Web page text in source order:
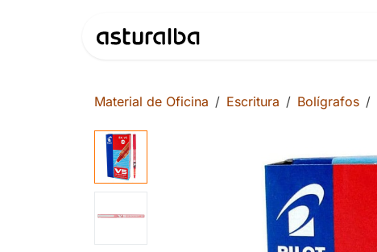
Material de Oficina Escritura Bolígrafos